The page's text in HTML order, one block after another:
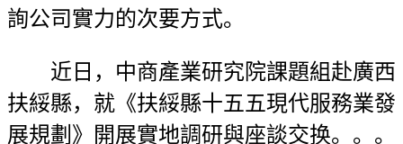
詢公司實力的次要方式。
近日，中商產業研究院課題組赴廣西
扶綏縣，就《扶綏縣十五五現代服務業發
展規劃》開展實地調研與座談交换。。。